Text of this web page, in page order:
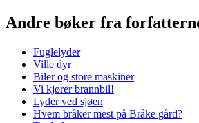
Andre bøker fra
Fuglelyder
Ville dyr
Biler og store maskiner
Vi kjører brannbil!
Lyder ved sjøen
Hvem bråker mest på Bråke gård?